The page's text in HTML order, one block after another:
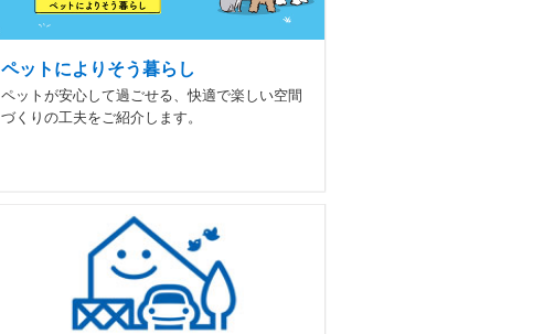
ペットによりそう暮らし
ペットが安心して過ごせる、快適で楽しい空間
づくりの工夫をご紹介します。